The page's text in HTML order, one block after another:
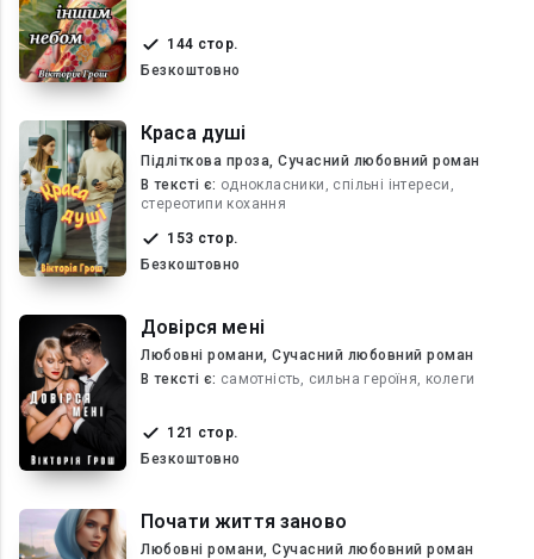
144 стор.
Безкоштовно
Краса душі
Підліткова проза, Сучасний любовний роман
В текcті є: однокласники, спільні інтереси,
стереотипи кохання
153 стор.
Безкоштовно
Довірся мені
Любовні романи, Сучасний любовний роман
В текcті є: самотність, сильна героїня, колеги
121 стор.
Безкоштовно
Почати життя заново
Любовні романи, Сучасний любовний роман